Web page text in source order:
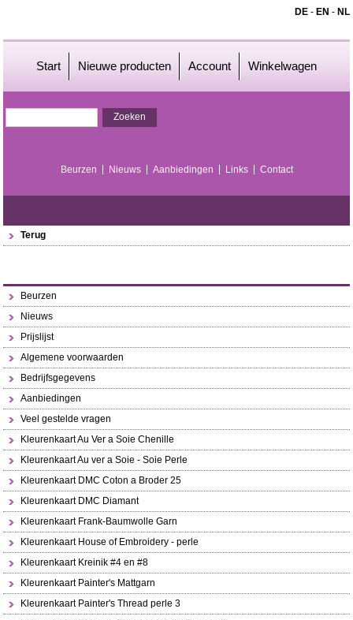
DE- EN - NL
Start Nieuwe producten Account Winkelwagen
Beurzen Nieuws Aanbiedingen Links Contact
Terug
Beurzen
Nieuws
Prijslijst
Algemene voorwaarden
Bedrijfsgegevens
Aanbiedingen
Veel gestelde vragen
Kleurenkaart Au Ver a Soie Chenille
Kleurenkaart Au ver a Soie - Soie Perle
Kleurenkaart DMC Coton a Broder 25
Kleurenkaart DMC Diamant
Kleurenkaart Frank-Baumwolle Garn
Kleurenkaart House of Embroidery - perle
Kleurenkaart Kreinik #4 en #8
Kleurenkaart Painter's Mattgarn
Kleurenkaart Painter's Thread perle 3